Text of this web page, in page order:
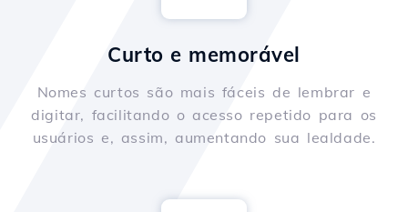
Curto e memorável
Nomes curtos são mais fáceis de lembrar e
digitar, facilitando o acesso repetido para os
usuários e, assim, aumentando sua lealdade.